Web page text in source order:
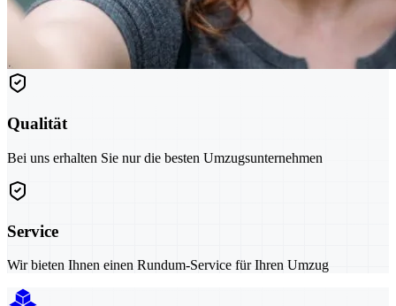
Qualität
Bei uns erhalten Sie nur die besten Umzugsunternehmen
Service
Wir bieten Ihnen einen Rundum-Service für Ihren Umzug